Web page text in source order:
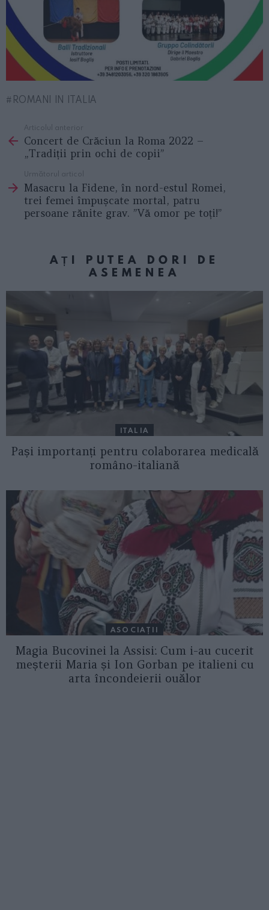
ROMANI IN ITALIA
more
Articolul anterior
Concert de Crăciun la Roma 2022 –
„Tradiții prin ochi de copii”
Următorul articol
Masacru la Fidene, în nord-estul Romei,
trei femei împușcate mortal, patru
persoane rănite grav. ”Vă omor pe toți!”
AȚI PUTEA DORI DE
ASEMENEA
ITALIA
Pași importanți pentru colaborarea medicală
româno-italiană
ASOCIAŢII
Magia Bucovinei la Assisi: Cum i-au cucerit
meșterii Maria și Ion Gorban pe italieni cu
arta încondeierii ouălor